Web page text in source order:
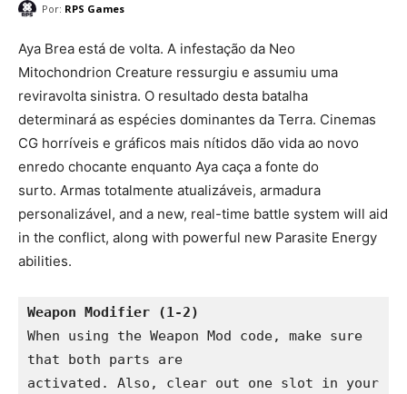
Por: RPS Games
Aya Brea está de volta. A infestação da Neo
Mitochondrion Creature ressurgiu e assumiu uma
reviravolta sinistra. O resultado desta batalha
determinará as espécies dominantes da Terra. Cinemas
CG horríveis e gráficos mais nítidos dão vida ao novo
enredo chocante enquanto Aya caça a fonte do
surto. Armas totalmente atualizáveis, armadura
personalizável, and a new, real-time battle system will aid
in the conflict, along with powerful new Parasite Energy
abilities.
Weapon Modifier (1-2)
When using the Weapon Mod code, make sure
that both parts are
activated. Also, clear out one slot in your